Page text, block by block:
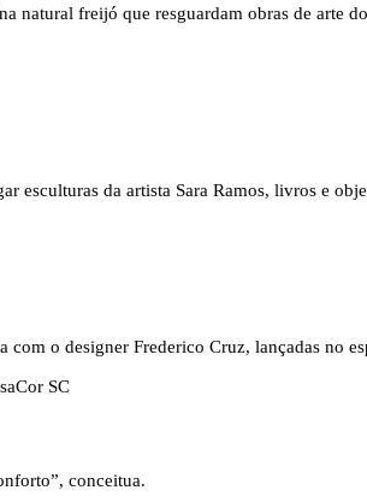
natural freijó que resguardam obras de
esculturas da artista Sara Ramos, livros e
com o designer Frederico Cruz, lançadas no
conceitua.